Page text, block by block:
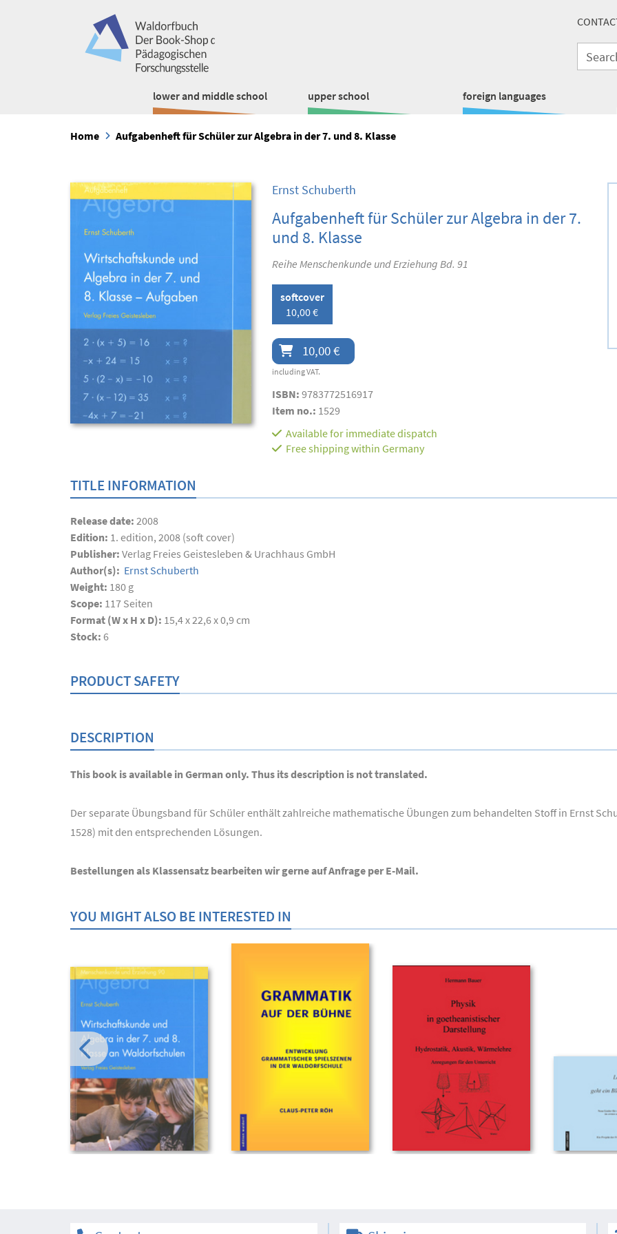
lower and middle school upper school foreign languages
Home Aufgabenheft für Schüler zur Algebra in der 7. und 8. Klasse
Ernst Schuberth
Aufgabenheft für Schüler zur Algebra in der 7.
und 8. Klasse
Reihe Menschenkunde und Erziehung Bd. 91
softcover
10,00 €
10,00 €
including VAT.
ISBN: 9783772516917
Item no.: 1529
Available for immediate dispatch
Free shipping within Germany
TITLE INFORMATION
Release date: 2008
Edition: 1. edition, 2008 (soft cover)
Publisher: Verlag Freies Geistesleben & Urachhaus GmbH
Author(s): Ernst Schuberth
Weight: 180 g
Scope: 117 Seiten
Format (W x H x D): 15,4 x 22,6 x 0,9 cm
Stock: 6
PRODUCT SAFETY
DESCRIPTION
This book is available in German only. Thus its description is not translated.
Der separate Übungsband für Schüler enthält zahlreiche mathematische Übungen zum behandelten Stoff in Ernst
1528) mit den entsprechenden Lösungen.
Bestellungen als Klassensatz bearbeiten wir gerne auf Anfrage per E-Mail.
YOU MIGHT ALSO BE INTERESTED IN